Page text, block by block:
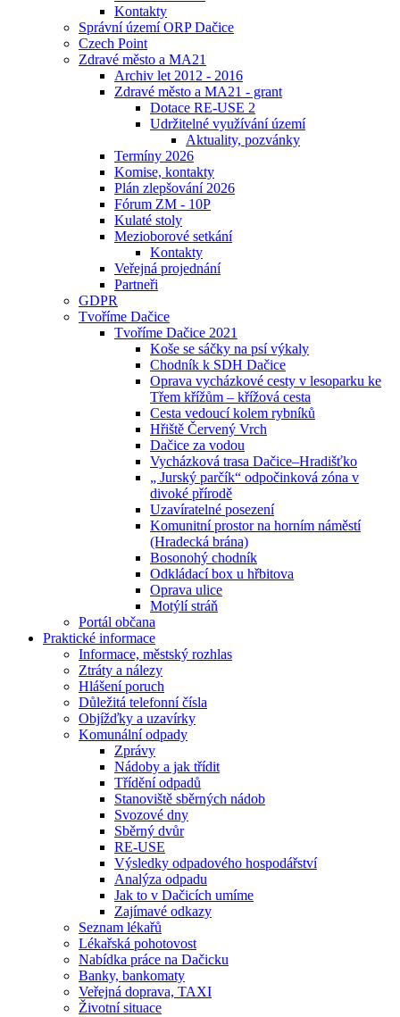
Kontakty
Správní území ORP Dačice
Czech Point
Zdravé město a MA21
Archiv let 2012 - 2016
Zdravé město a MA21 - grant
Dotace RE-USE 2
Udržitelné využívání území
Aktuality, pozvánky
Termíny 2026
Komise, kontakty
Plán zlepšování 2026
Fórum ZM - 10P
Kulaté stoly
Mezioborové setkání
Kontakty
Veřejná projednání
Partneři
GDPR
Tvoříme Dačice
Tvoříme Dačice 2021
Koše se sáčky na psí výkaly
Chodník k SDH Dačice
Oprava vycházkové cesty v lesoparku ke
Třem křížům – křížová cesta
Cesta vedoucí kolem rybníků
Hřiště Červený Vrch
Dačice za vodou
Vycházková trasa Dačice–Hradišťko
„ Jurský parčík“ odpočinková zóna v
divoké přírodě
Uzavíratelné posezení
Komunitní prostor na horním náměstí
(Hradecká brána)
Bosonohý chodník
Odkládací box u hřbitova
Oprava ulice
Motýlí stráň
Portál občana
Praktické informace
Informace, městský rozhlas
Ztráty a nálezy
Hlášení poruch
Důležitá telefonní čísla
Objížďky a uzavírky
Komunální odpady
Zprávy
Nádoby a jak třídit
Třídění odpadů
Stanoviště sběrných nádob
Svozové dny
Sběrný dvůr
RE-USE
Výsledky odpadového hospodářství
Analýza odpadu
Jak to v Dačicích umíme
Zajímavé odkazy
Seznam lékařů
Lékařská pohotovost
Nabídka práce na Dačicku
Banky, bankomaty
Veřejná doprava, TAXI
Životní situace